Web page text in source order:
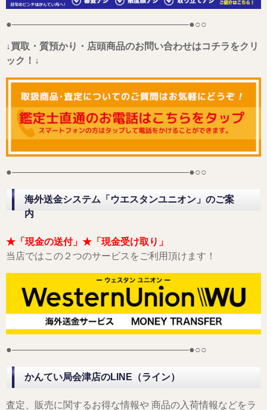
●——————————————————–●○○
↓買取・質預かり・店頭商品のお問い合わせはコチラをクリ
ック！↓
●——————————————————–●○○
海外送金システム「ウエスタンユニオン」のご案
内
★「現金の送付」★「現金受け取り」
当店ではこの２つのサービスをご利用頂けます！
●——————————————————–●○○
かんてい局会津店のLINE（ライン）
査定、販売に関するお得な情報や 商品の入荷情報などをラ